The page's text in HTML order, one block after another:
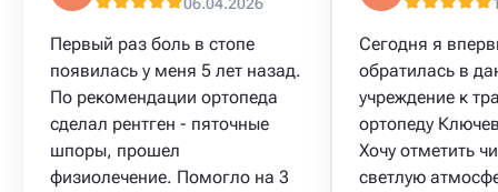
06.04.2026
Первый раз боль в стопе
появилась у меня 5 лет назад.
По рекомендации ортопеда
сделал рентген - пяточные
шпоры, прошел
физиолечение. Помогло на 3
Сегодня я
обратилась в
учреждение к
ортопеду
Хочу отметить
светлую